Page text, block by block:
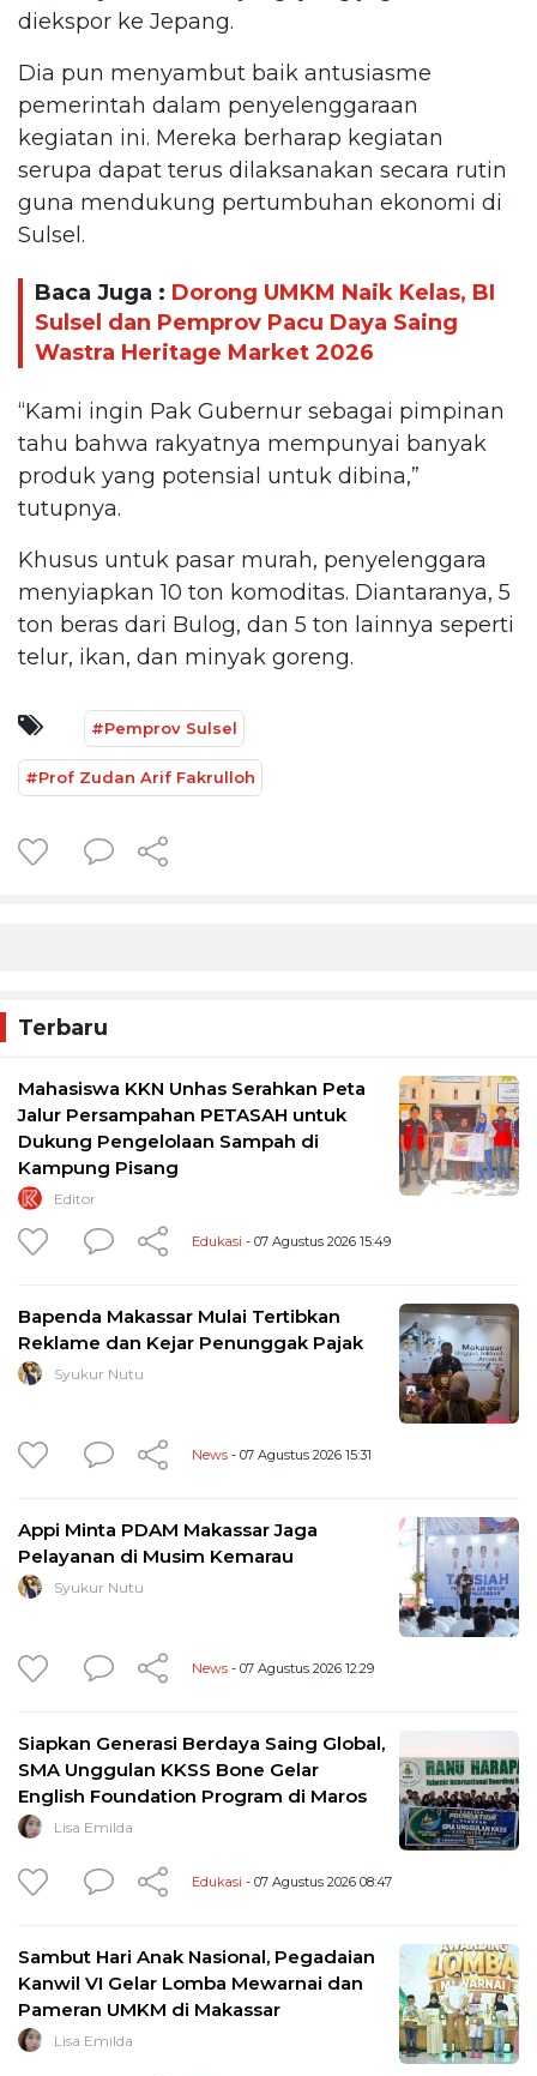
diekspor ke Jepang.
Dia pun menyambut baik antusiasme
pemerintah dalam penyelenggaraan
kegiatan ini. Mereka berharap kegiatan
serupa dapat terus dilaksanakan secara rutin
guna mendukung pertumbuhan ekonomi di
Sulsel.
Baca Juga : Dorong UMKM Naik Kelas, BI
Sulsel dan Pemprov Pacu Daya Saing
Wastra Heritage Market 2026
“Kami ingin Pak Gubernur sebagai pimpinan
tahu bahwa rakyatnya mempunyai banyak
produk yang potensial untuk dibina,”
tutupnya.
Khusus untuk pasar murah, penyelenggara
menyiapkan 10 ton komoditas. Diantaranya, 5
ton beras dari Bulog, dan 5 ton lainnya seperti
telur, ikan, dan minyak goreng.
#Pemprov Sulsel
#Prof Zudan Arif Fakrulloh
Terbaru
Mahasiswa KKN Unhas Serahkan Peta
Jalur Persampahan PETASAH untuk
Dukung Pengelolaan Sampah di
Kampung Pisang
Editor
Edukasi - 07 Agustus 2026 15:49
Bapenda Makassar Mulai Tertibkan
Reklame dan Kejar Penunggak Pajak
Syukur Nutu
News - 07 Agustus 2026 15:31
Appi Minta PDAM Makassar Jaga
Pelayanan di Musim Kemarau
Syukur Nutu
News - 07 Agustus 2026 12:29
Siapkan Generasi Berdaya Saing Global,
SMA Unggulan KKSS Bone Gelar
English Foundation Program di Maros
Lisa Emilda
Edukasi - 07 Agustus 2026 08:47
Sambut Hari Anak Nasional, Pegadaian
Kanwil VI Gelar Lomba Mewarnai dan
Pameran UMKM di Makassar
Lisa Emilda